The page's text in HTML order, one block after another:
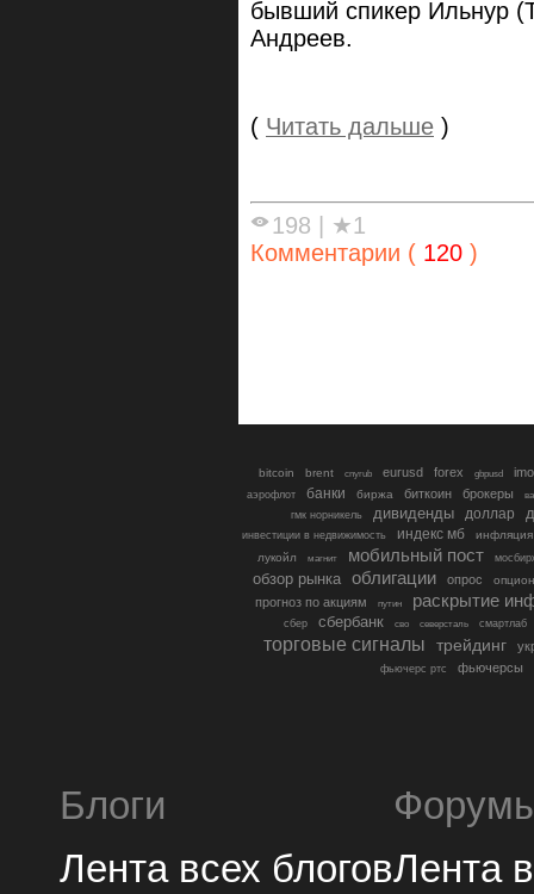
бывший спикер Ильнур
Андреев.
( Читать дальше )
198
★1
Комментарии ( 120 )
bitcoin brent cnyrub eurusd forex gbpusd
аэрофлот банки биржа биткоин брокеры
гмк норникель
дивиденды доллар
инвестиции в недвижимость индекс мб
инфляция
лукойл
магнит мобильный пост
обзор рынка облигации опрос
прогноз по акциям путин раскрытие
сбер сбербанк сво северсталь смартлаб
торговые сигналы трейдинг
фьючерс ртс фьючерсы
Блоги
Лента всех блоговЛента